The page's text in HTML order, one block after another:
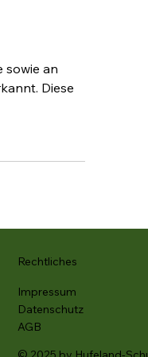
sowie an
Diese
Rechtliches
Impressum
Datenschutz
AGB